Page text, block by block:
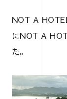
NOT A
にNOT A
た。